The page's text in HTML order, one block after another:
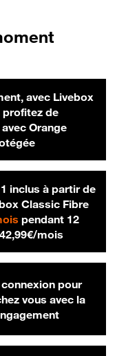
avec Livebox
profitez de
€ par mois
avec Orange
inclus à partir de
Classic Fibre
29,99 € par mois
pendant 12
42,99€/mois42,99 € par
pour
vous avec la